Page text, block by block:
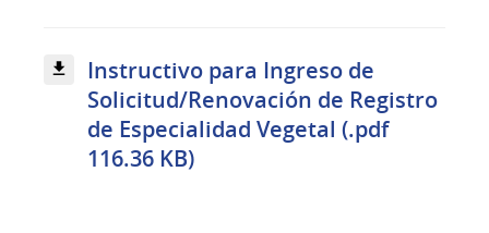
Instructivo para Ingreso de
Solicitud/Renovación de Registro
de Especialidad Vegetal (.pdf
116.36 KB)